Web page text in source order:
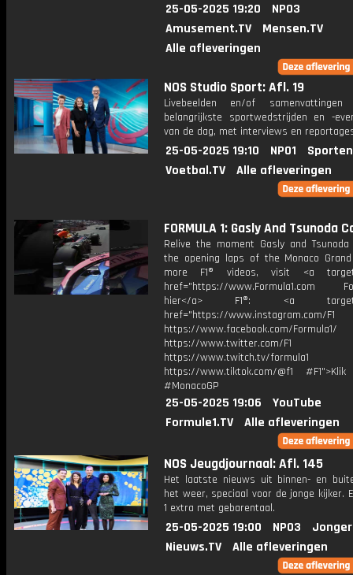
25-05-2025 19:20
NPO3
Amusement.TV
Mensen.TV
Alle afleveringen
NOS Studio Sport: Afl. 19
Livebeelden en/of
belangrijkste sportwedstrijden en -
van de dag, met interviews en
25-05-2025 19:10 NPO1
Voetbal.TV
Alle afleveringen
FORMULA 1: Gasly And Tsunoda
Relive the moment Gasly and
the opening laps of the Monaco
more F1® videos, visit <a
href="https://www.Formula1.com
hier</a> F1®: <a
href="https://www.instagram.com/F1
https://www.facebook.com/Formula1/
https://www.twitter.com/F1
https://www.twitch.tv/formula1
https://www.tiktok.com/@f1
#MonacoGP
25-05-2025 19:06
YouTube
Formule1.TV
Alle afleveringen
NOS Jeugdjournaal: Afl. 145
Het laatste nieuws uit binnen- en
het weer, speciaal voor de jonge kijker.
1 extra met gebarentaal.
25-05-2025 19:00 NPO3
Nieuws.TV
Alle afleveringen